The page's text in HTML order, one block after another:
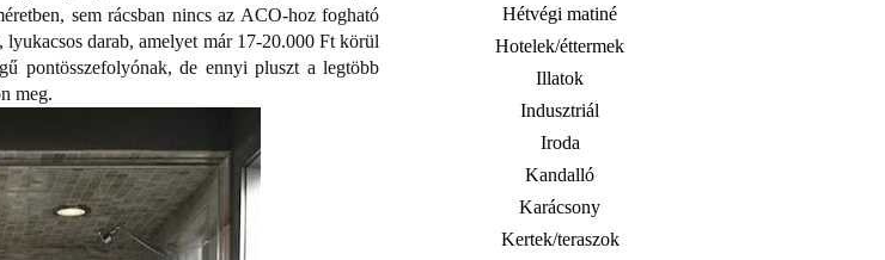
sem rácsban nincs az ACO-hoz fogható
lyukacsos darab, amelyet már 17-20.000 Ft körül
pontösszefolyónak, de ennyi pluszt a legtöbb
meg.
Hétvégi matiné
Hotelek/éttermek
Illatok
Indusztriál
Iroda
Kandalló
Karácsony
Kertek/teraszok